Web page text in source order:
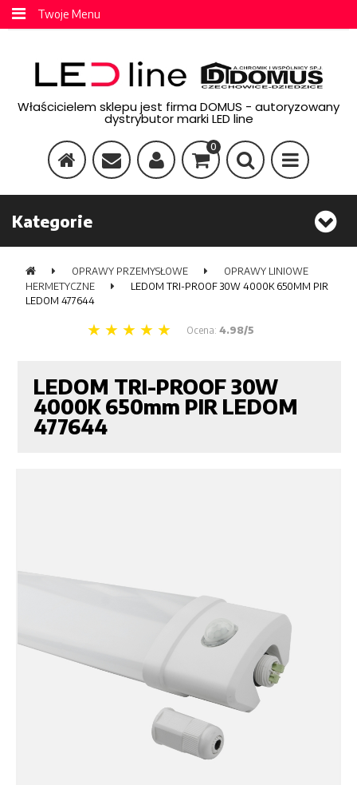
Twoje Menu
Właścicielem sklepu jest firma DOMUS - autoryzowany
dystrybutor marki LED line
0
Kategorie
OPRAWY PRZEMYSŁOWE
OPRAWY LINIOWE
HERMETYCZNE
LEDOM TRI-PROOF 30W 4000K 650MM PIR
LEDOM 477644
Ocena: 4.98/5
LEDOM TRI-PROOF 30W
4000K 650mm PIR LEDOM
477644